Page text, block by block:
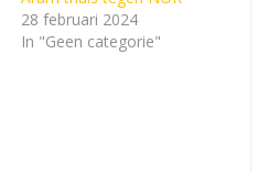
28 februari 2024
In "Geen categorie"